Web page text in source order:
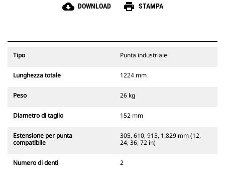
cloud_download DOWNLOAD print STAMPA
Tipo Punta industriale
Lunghezza totale 1224 mm
Peso 26 kg
Diametro di taglio 152 mm
Estensione per punta
compatibile
305, 610, 915, 1.829 mm (12,
24, 36, 72 in)
Numero di denti 2